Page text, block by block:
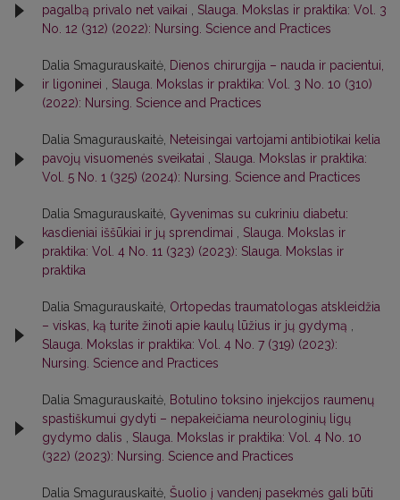
pagalbą privalo net vaikai , Slauga. Mokslas ir praktika: Vol. 3
No. 12 (312) (2022): Nursing. Science and Practices
Dalia Smagurauskaitė, Dienos chirurgija – nauda ir pacientui,
ir ligoninei , Slauga. Mokslas ir praktika: Vol. 3 No. 10 (310)
(2022): Nursing. Science and Practices
Dalia Smagurauskaitė, Neteisingai vartojami antibiotikai kelia
pavojų visuomenės sveikatai , Slauga. Mokslas ir praktika:
Vol. 5 No. 1 (325) (2024): Nursing. Science and Practices
Dalia Smagurauskaitė, Gyvenimas su cukriniu diabetu:
kasdieniai iššūkiai ir jų sprendimai , Slauga. Mokslas ir
praktika: Vol. 4 No. 11 (323) (2023): Slauga. Mokslas ir
praktika
Dalia Smagurauskaitė, Ortopedas traumatologas atskleidžia
– viskas, ką turite žinoti apie kaulų lūžius ir jų gydymą ,
Slauga. Mokslas ir praktika: Vol. 4 No. 7 (319) (2023):
Nursing. Science and Practices
Dalia Smagurauskaitė, Botulino toksino injekcijos raumenų
spastiškumui gydyti – nepakeičiama neurologinių ligų
gydymo dalis , Slauga. Mokslas ir praktika: Vol. 4 No. 10
(322) (2023): Nursing. Science and Practices
Dalia Smagurauskaitė, Šuolio į vandenį pasekmės gali būti